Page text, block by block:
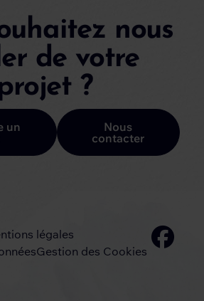
nous
de votre
?
un
Nous
contacter
légales
Gestion des Cookies